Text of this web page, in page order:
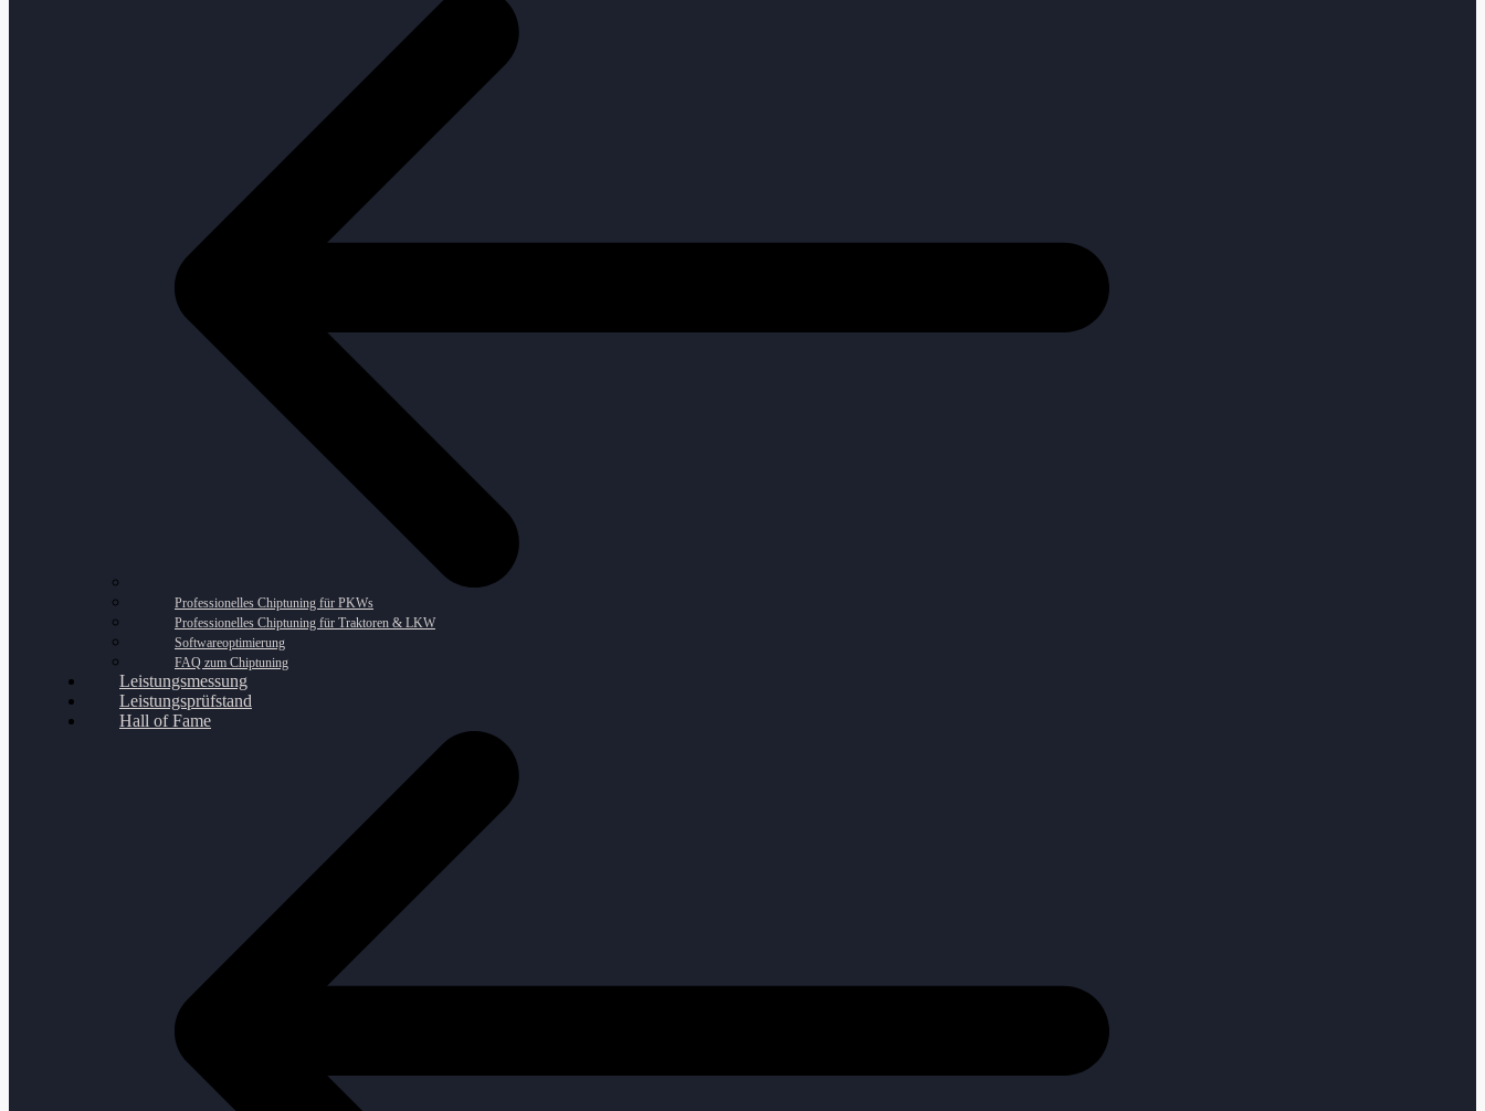
Professionelles Chiptuning für PKWs
Professionelles Chiptuning für Traktoren & LKW
Softwareoptimierung
FAQ zum Chiptuning
Leistungsmessung
Leistungsprüfstand
Hall of Fame